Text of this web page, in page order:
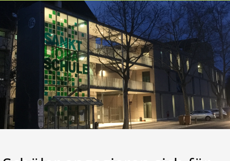
Startseite
Schule
Gemeinschaft
Lernen
Kalender